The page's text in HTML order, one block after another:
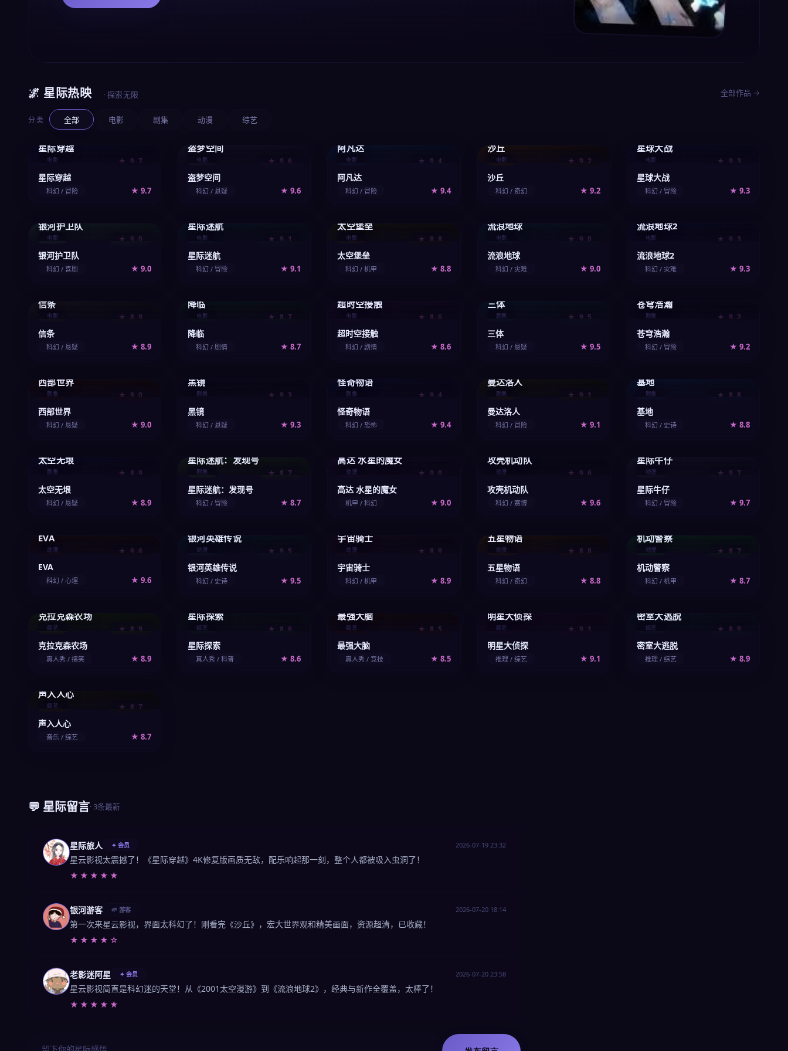
🌌 星际热映 · 探索无限 全部作品 →
分类 全部 电影 剧集 动漫 综艺
电影 ★ 9.7
/upload/vod/001-movie.webp
星际穿越
星际穿越
科幻 / 冒险 ★ 9.7
电影 ★ 9.6
/upload/vod/002-movie.webp
盗梦空间
盗梦空间
科幻 / 悬疑 ★ 9.6
电影 ★ 9.4
/upload/vod/003-movie.webp
阿凡达
阿凡达
科幻 / 冒险 ★ 9.4
电影 ★ 9.2
/upload/vod/004-movie.webp
沙丘
沙丘
科幻 / 奇幻 ★ 9.2
电影 ★ 9.3
/upload/vod/005-movie.webp
星球大战
星球大战
科幻 / 冒险 ★ 9.3
电影 ★ 9.0
006
/upload/vod/006-movie.webp
银河护卫队
银河护卫队
科幻 / 喜剧 ★ 9.0
电影 ★ 9.1
/upload/vod/007-movie.webp
星际迷航
星际迷航
科幻 / 冒险 ★ 9.1
电影 ★ 8.8
/upload/vod/008-movie.webp
太空堡垒
太空堡垒
科幻 / 机甲 ★ 8.8
电影 ★ 9.0
/upload/vod/009-movie.webp
流浪地球
流浪地球
科幻 / 灾难 ★ 9.0
电影 ★ 9.3
/upload/vod/010-movie.webp
流浪地球2
流浪地球2
科幻 / 灾难 ★ 9.3
电影 ★ 8.9
/upload/vod/011-movie.webp
信条
信条
科幻 / 悬疑 ★ 8.9
电影 ★ 8.7
/upload/vod/012-movie.webp
降临
降临
科幻 / 剧情 ★ 8.7
电影 ★ 8.6
013
/upload/vod/013-movie.webp
超时空接触
超时空接触
科幻 / 剧情 ★ 8.6
剧集 ★ 9.5
/upload/vod/014-tv.webp
三体
三体
科幻 / 悬疑 ★ 9.5
剧集 ★ 9.2
/upload/vod/015-tv.webp
苍穹浩瀚
苍穹浩瀚
科幻 / 冒险 ★ 9.2
剧集 ★ 9.0
/upload/vod/016-tv.webp
西部世界
西部世界
科幻 / 悬疑 ★ 9.0
剧集 ★ 9.3
/upload/vod/017-tv.webp
黑镜
黑镜
科幻 / 悬疑 ★ 9.3
剧集 ★ 9.4
/upload/vod/018-tv.webp
怪奇物语
怪奇物语
科幻 / 恐怖 ★ 9.4
剧集 ★ 9.1
/upload/vod/019-tv.webp
曼达洛人
曼达洛人
科幻 / 冒险 ★ 9.1
剧集 ★ 8.8
/upload/vod/020-tv.webp
基地
基地
科幻 / 史诗 ★ 8.8
剧集 ★ 8.9
/upload/vod/021-tv.webp
太空无垠
太空无垠
科幻 / 悬疑 ★ 8.9
剧集 ★ 8.7
022
/upload/vod/022-tv.webp
星际迷航：发现号
星际迷航：发现号
科幻 / 冒险 ★ 8.7
动漫 ★ 9.0
023
/upload/vod/023-anime.webp
高达 水星的魔女
高达 水星的魔女
机甲 / 科幻 ★ 9.0
动漫 ★ 9.6
024
/upload/vod/024-anime.webp
攻壳机动队
攻壳机动队
科幻 / 赛博 ★ 9.6
动漫 ★ 9.7
/upload/vod/025-anime.webp
星际牛仔
星际牛仔
科幻 / 冒险 ★ 9.7
动漫 ★ 9.6
EVA
EVA
科幻 / 心理 ★ 9.6
动漫 ★ 9.5
027
/upload/vod/027-anime.webp
银河英雄传说
银河英雄传说
科幻 / 史诗 ★ 9.5
动漫 ★ 8.9
/upload/vod/028-anime.webp
宇宙骑士
宇宙骑士
科幻 / 机甲 ★ 8.9
动漫 ★ 8.8
/upload/vod/029-anime.webp
五星物语
五星物语
科幻 / 奇幻 ★ 8.8
动漫 ★ 8.7
/upload/vod/030-anime.webp
机动警察
机动警察
科幻 / 机甲 ★ 8.7
综艺 ★ 8.9
031
/upload/vod/031-
variety.webp
克拉克森农场
克拉克森农场
真人秀 / 搞笑 ★ 8.9
综艺 ★ 8.6
/upload/vod/032-
variety.webp
星际探索
星际探索
真人秀 / 科普 ★ 8.6
综艺 ★ 8.5
/upload/vod/033-
variety.webp
最强大脑
最强大脑
真人秀 / 竞技 ★ 8.5
综艺 ★ 9.1
034
/upload/vod/034-
variety.webp
明星大侦探
明星大侦探
推理 / 综艺 ★ 9.1
综艺 ★ 8.9
035
/upload/vod/035-
variety.webp
密室大逃脱
密室大逃脱
推理 / 综艺 ★ 8.9
综艺 ★ 8.7
/upload/vod/036-
variety.webp
声入人心
声入人心
音乐 / 综艺 ★ 8.7
💬 星际留言· 3条最新
星际旅人 ✦ 会员 2026-07-19 23:32
星云影视太震撼了！《星际穿越》4K修复版画质无敌，配乐响起那一刻，整个人都被吸入虫洞了！
★★★★★
银河游客 🌱 游客 2026-07-20 18:14
第一次来星云影视，界面太科幻了！刚看完《沙丘》，宏大世界观和精美画面，资源超清，已收藏！
★★★★☆
老影迷阿星 ✦ 会员 2026-07-20 23:58
星云影视简直是科幻迷的天堂！从《2001太空漫游》到《流浪地球2》，经典与新作全覆盖，太棒了！
★★★★★